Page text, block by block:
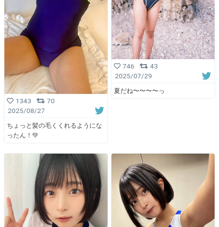
1343
70
2025/08/27
ちょっと髪の毛くくれるようにな
ったん！💚
746
43
2025/07/29
夏だね〜〜〜〜っ